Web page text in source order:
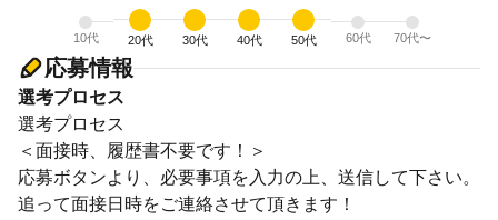
10代 20代 30代 40代 50代 60代 70代〜
応募情報
選考プロセス
選考プロセス
＜面接時、履歴書不要です！＞
応募ボタンより、必要事項を入力の上、送信して下さい。
追って面接日時をご連絡させて頂きます！